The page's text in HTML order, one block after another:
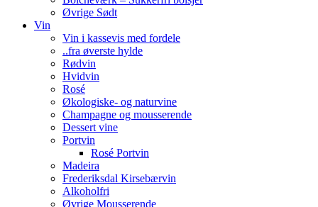
Øvrige Sødt
Vin
Vin i kassevis med fordele
..fra øverste hylde
Rødvin
Hvidvin
Rosé
Økologiske- og naturvine
Champagne og mousserende
Dessert vine
Portvin
Rosé Portvin
Madeira
Frederiksdal Kirsebærvin
Alkoholfri
Øvrige Mousserende